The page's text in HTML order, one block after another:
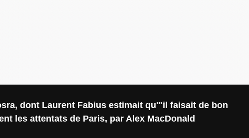
dont Laurent Fabius estimait qu'"il faisait de bon
les attentats de Paris, par Alex MacDonald